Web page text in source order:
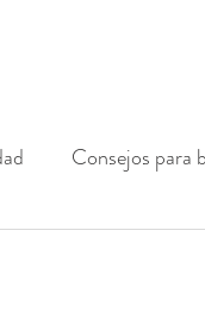
Consejos para